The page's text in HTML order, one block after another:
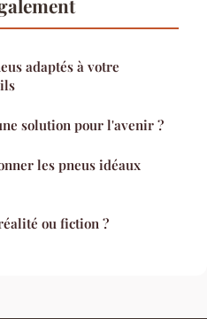
adaptés à votre
solution pour l'avenir ?
les pneus idéaux
ou fiction ?